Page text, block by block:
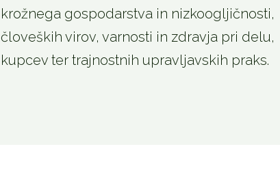
krožnega gospodarstva in nizkoogljičnosti,
človeških virov, varnosti in zdravja pri delu,
kupcev ter trajnostnih upravljavskih praks.